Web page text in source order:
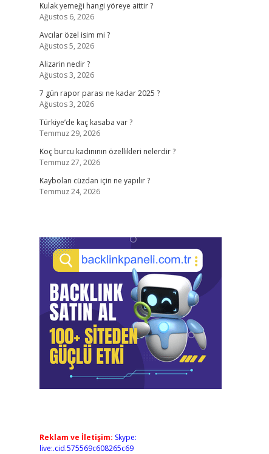
Kulak yemeği hangi yöreye aittir ?
Ağustos 6, 2026
Avcılar özel isim mi ?
Ağustos 5, 2026
Alizarin nedir ?
Ağustos 3, 2026
7 gün rapor parası ne kadar 2025 ?
Ağustos 3, 2026
Türkiye’de kaç kasaba var ?
Temmuz 29, 2026
Koç burcu kadınının özellikleri nelerdir ?
Temmuz 27, 2026
Kaybolan cüzdan için ne yapılır ?
Temmuz 24, 2026
Reklam ve İletişim: Skype:
live:.cid.575569c608265c69